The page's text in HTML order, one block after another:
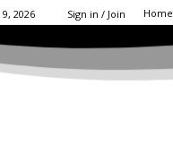
2026 Sign in / Join Home